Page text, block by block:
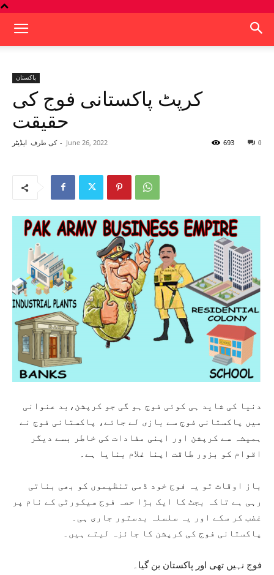
پاکستان
کرپٹ پاکستانی فوج کی
حقیقت
کی طرف ایڈیٹر - June 26, 2022 0
693
دنیا کی شاید ہی کوئی فوج ہو گی جو کرپشن،بد عنوانی
میں پاکستانی فوج سے بازی لے جائے، پاکستانی فوج نے
ہمیشہ سے کرپشن اور اپنی مفادات کی خاطر بسے دیگر
اقوام کو بزور طاقت اپنا غلام بنایا ہے۔
باز اوقات تو یہ فوج خود ڈمی تنظیموں کو بھی بناتی
رہی ہے تاکہ بجٹ کا ایک بڑا حصہ فوج سیکورٹی کے نام پر
غضب کر سکے اور یہ سلسلہ بدستور جاری ہی۔
پاکستانی فوج کی کرپشن کا جائزہ لیتے ہیں۔
فوج ﻧﮩﯿﮟ ﺗﮭﯽ ﺍﻭﺭ ﭘﺎﮐﺴﺘﺎﻥ ﺑﻦ ﮔﯿﺎ۔